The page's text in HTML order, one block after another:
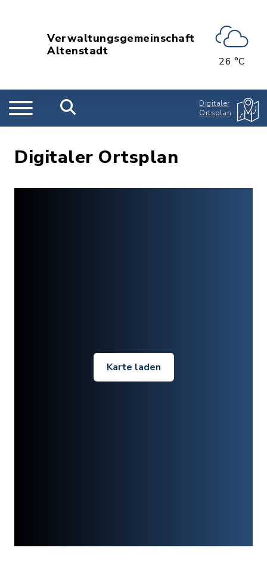
Verwaltungsgemeinschaft
Altenstadt
26 °C
Digitaler
Ortsplan
Digitaler Ortsplan
Karte laden